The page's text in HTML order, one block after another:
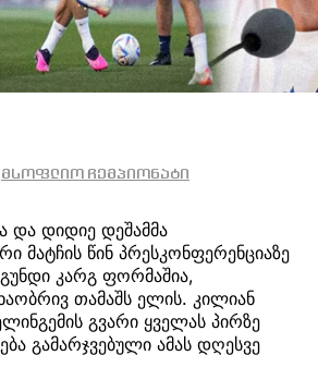
მსოფლიო ჩემპიონატი
და დიდიე დეშამმა
მატჩის წინ პრესკონფერენციაზე
კარგ ფორმაშია,
თამაშს ელის. კილიან
გვარი ყველას პირზე
გამარჯვებული ამას დღესვე